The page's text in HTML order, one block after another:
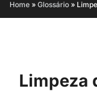
Home » Glossário »
Limpeza